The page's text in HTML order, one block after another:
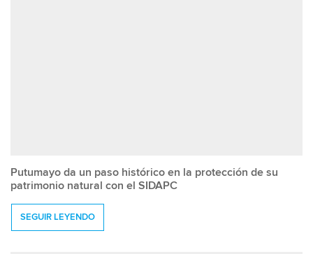
Putumayo da un paso histórico en la protección de su
patrimonio natural con el SIDAPC
SEGUIR LEYENDO